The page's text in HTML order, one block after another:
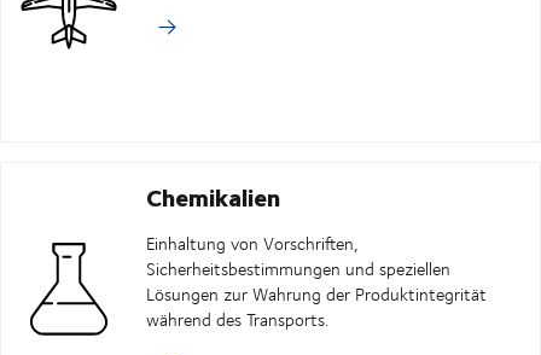
Chemikalien
Einhaltung von Vorschriften,
Sicherheitsbestimmungen und speziellen
Lösungen zur Wahrung der Produktintegrität
während des Transports.